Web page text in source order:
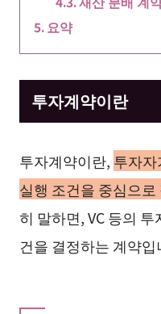
요약
투자계약이란
투자계약이란, 투자
실행 조건을 중심으
히 말하면, VC 등의
건을 결정하는 계약입